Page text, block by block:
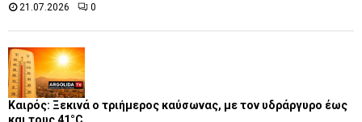
21.07.2026 0
Καιρός: Ξεκινά ο τριήμερος καύσωνας, με τον υδράργυρο έως